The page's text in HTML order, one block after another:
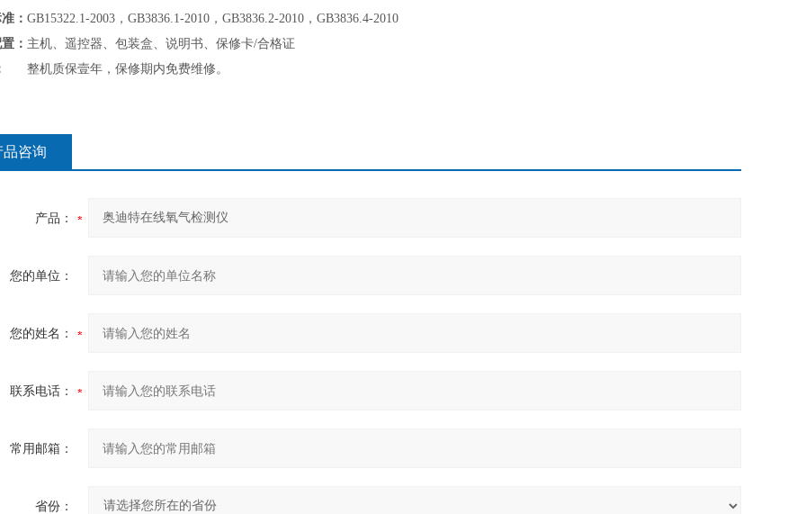
： GB15322.1-2003，GB3836.1-2010，GB3836.2-2010，GB3836.4-2010
： 主机、遥控器、包装盒、说明书、保修卡/合格证
整机质保壹年，保修期内免费维修。
品咨询
产品：
您的单位：
您的姓名：
联系电话：
常用邮箱：
省份：